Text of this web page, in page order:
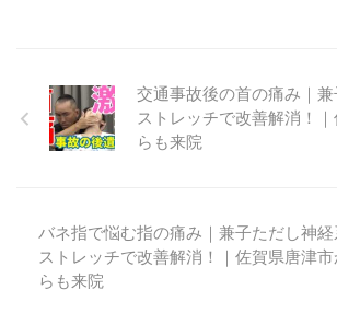
交通事故後の首の痛み｜
ストレッチで改善解消！
らも来院
バネ指で悩む指の痛み｜兼子ただし神
ストレッチで改善解消！｜佐賀県唐津
らも来院